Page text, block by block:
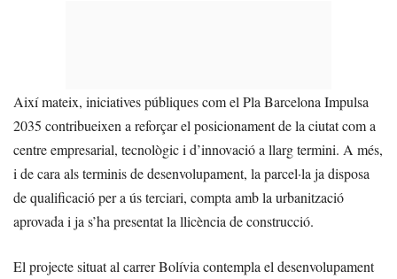
Així mateix, iniciatives públiques com el Pla Barcelona Impulsa
2035 contribueixen a reforçar el posicionament de la ciutat com a
centre empresarial, tecnològic i d’innovació a llarg termini. A més,
i de cara als terminis de desenvolupament, la parcel·la ja disposa
de qualificació per a ús terciari, compta amb la urbanització
aprovada i ja s’ha presentat la llicència de construcció.
El projecte situat al carrer Bolívia contempla el desenvolupament